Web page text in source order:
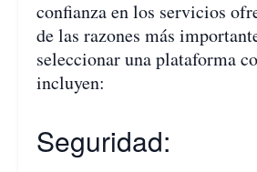
confianza en los servicios
de las razones más
seleccionar una plataforma
incluyen:
Seguridad: